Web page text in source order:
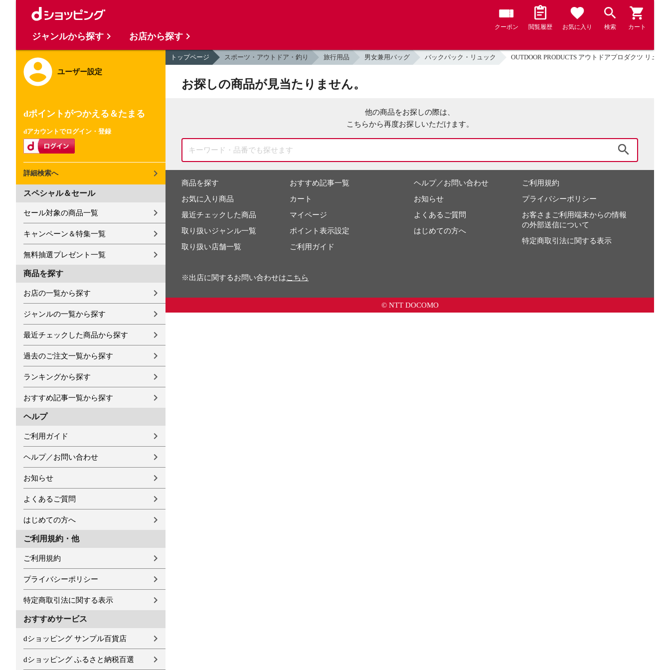
クーポン 閲覧履歴 お気に入り 検索 カート
ユーザー設定
dポイントがつかえる＆たまる
dアカウントでログイン・登録
詳細検索へ
スペシャル＆セール
セール対象の商品一覧
キャンペーン＆特集一覧
無料抽選プレゼント一覧
商品を探す
お店の一覧から探す
ジャンルの一覧から探す
最近チェックした商品から探す
過去のご注文一覧から探す
ランキングから探す
おすすめ記事一覧から探す
ヘルプ
ご利用ガイド
ヘルプ／お問い合わせ
お知らせ
よくあるご質問
はじめての方へ
ご利用規約・他
ご利用規約
プライバシーポリシー
特定商取引法に関する表示
おすすめサービス
dショッピング サンプル百貨店
dショッピング ふるさと納税百選
トップページ スポーツ・アウトドア・釣り 旅行用品 男女兼用バッグ バックパック・リュック OUTDOOR PRODUCTS アウトドアプロダクツ リュ
お探しの商品が見当たりません。
他の商品をお探しの際は、
こちらから再度お探しいただけます。
商品を探す
お気に入り商品
最近チェックした商品
取り扱いジャンル一覧
取り扱い店舗一覧
おすすめ記事一覧
カート
マイページ
ポイント表示設定
ご利用ガイド
ヘルプ／お問い合わせ
お知らせ
よくあるご質問
はじめての方へ
ご利用規約
プライバシーポリシー
お客さまご利用端末からの情報
の外部送信について
特定商取引法に関する表示
※出店に関するお問い合わせはこちら
© NTT DOCOMO
ジャンルから探す お店から探す